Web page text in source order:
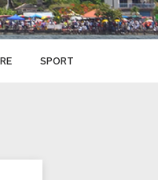
SPORT